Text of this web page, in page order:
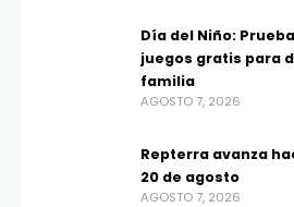
Día del Niño:
juegos gratis para
familia
AGOSTO 7, 2026
Repterra avanza
20 de agosto
AGOSTO 7, 2026